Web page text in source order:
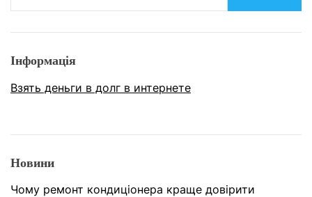
Інформація
Взять деньги в долг в интернете
Новини
Чому ремонт кондиціонера краще довірити